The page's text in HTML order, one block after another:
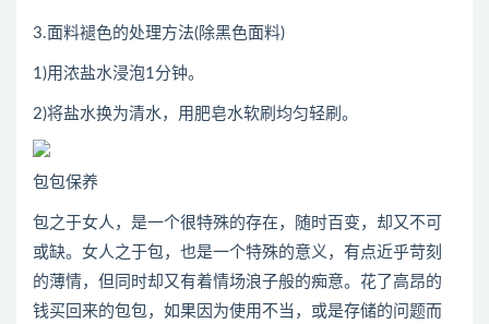
3.面料褪色的处理方法(除黑色面料)
1)用浓盐水浸泡1分钟。
2)将盐水换为清水，用肥皂水软刷均匀轻刷。
包包保养
包之于女人，是一个很特殊的存在，随时百变，却又不可
或缺。女人之于包，也是一个特殊的意义，有点近乎苛刻
的薄情，但同时却又有着情场浪子般的痴意。花了高昂的
钱买回来的包包，如果因为使用不当，或是存储的问题而